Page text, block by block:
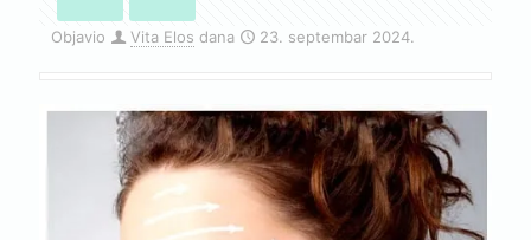
Objavio Vita Elos dana 23. septembar 2024.